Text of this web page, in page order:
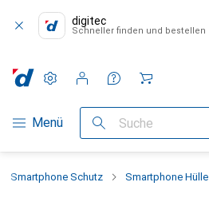
digitec
Schneller finden und bestellen
Navigation nach Kategorien
Menü Suche
Einstellungen
Kundenkonto
Vergleichslisten
Merklisten
Warenkorb
Smartphone Schutz Smartphone Hülle